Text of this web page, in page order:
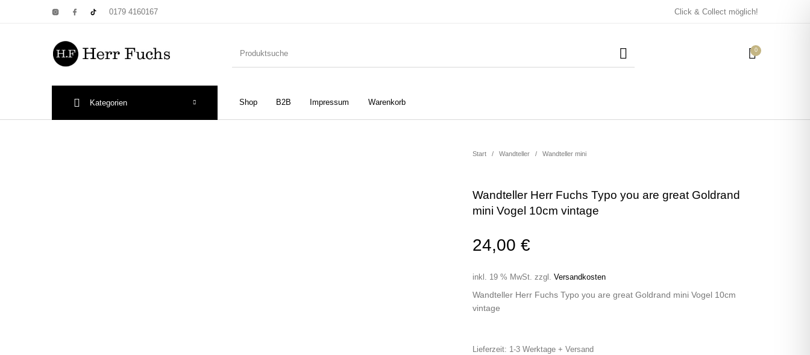
0179 4160167 Click & Collect möglich!
0
Shop B2B Impressum Warenkorb
Kategorien
Taschen/Turnbeutel Tassen
Start / Wandteller / Wandteller mini
Wandteller Herr Fuchs Typo you are great Goldrand
mini Vogel 10cm vintage
24,00 €
inkl. 19 % MwSt. zzgl. Versandkosten
Wandteller Herr Fuchs Typo you are great Goldrand mini Vogel 10cm
vintage
Lieferzeit: 1-3 Werktage + Versand